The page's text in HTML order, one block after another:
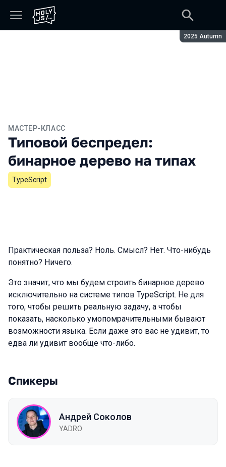
Сезон:
2025 Autumn
МАСТЕР-КЛАСС
Типовой беспредел:
бинарное дерево на типах
TypeScript
Практическая польза? Ноль. Смысл? Нет. Что-нибудь
понятно? Ничего.
Это значит, что мы будем строить бинарное дерево
исключительно на системе типов TypeScript. Не для
того, чтобы решить реальную задачу, а чтобы
показать, насколько умопомрачительными бывают
возможности языка. Если даже это вас не удивит, то
едва ли удивит вообще что-либо.
Спикеры
Андрей Соколов
YADRO